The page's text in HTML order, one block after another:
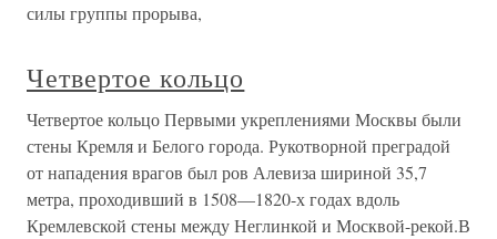
силы группы прорыва,
Четвертое кольцо
Четвертое кольцо Первыми укреплениями Москвы были
стены Кремля и Белого города. Рукотворной преградой
от нападения врагов был ров Алевиза шириной 35,7
метра, проходивший в 1508—1820-х годах вдоль
Кремлевской стены между Неглинкой и Москвой-рекой.В